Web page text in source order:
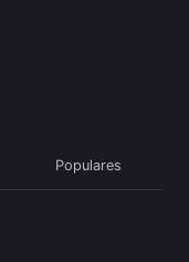
Populares